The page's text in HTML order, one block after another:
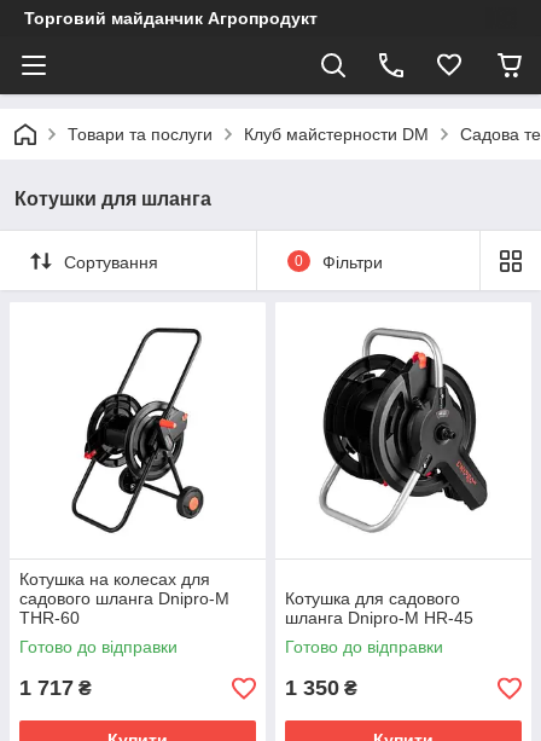
Торговий майданчик Агропродукт
Товари та послуги Клуб майстерности DM Садова
Котушки для шланга
Сортування 0 Фільтри
Котушка на колесах для
садового шланга Dnipro-M
THR-60
Готово до відправки
1 717 ₴
Котушка для садового
шланга Dnipro-M HR-45
Готово до відправки
1 350 ₴